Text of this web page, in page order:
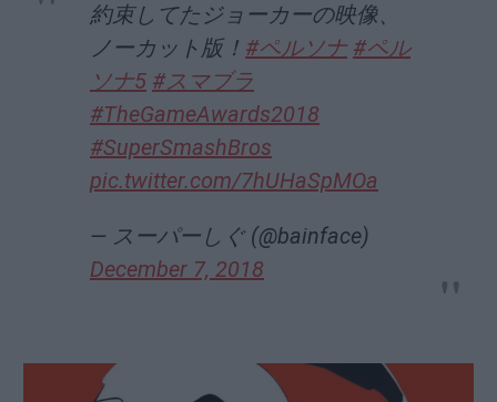
約束してたジョーカーの映像、
ノーカット版！ #ペルソナ #ペル
ソナ5 #スマブラ
#TheGameAwards2018
#SuperSmashBros
pic.twitter.com/7hUHaSpMOa
— スーパーしぐ (@bainface)
December 7, 2018